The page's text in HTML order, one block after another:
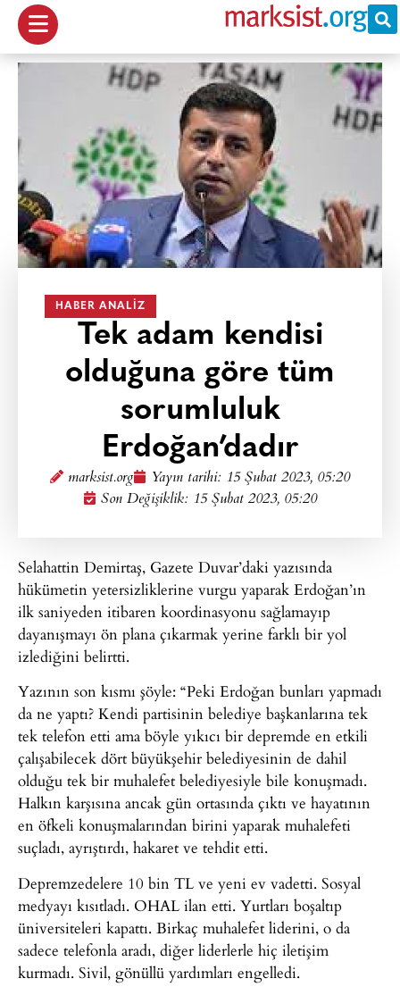
HABER ANALIZ
Tek adam kendisi
olduğuna göre tüm
sorumluluk
Erdoğan’dadır
marksist.org Yayın tarihi: 15 Şubat 2023, 05:20
Son Değişiklik: 15 Şubat 2023, 05:20
Selahattin Demirtaş, Gazete Duvar’daki yazısında
hükümetin yetersizliklerine vurgu yaparak Erdoğan’ın
ilk saniyeden itibaren koordinasyonu sağlamayıp
dayanışmayı ön plana çıkarmak yerine farklı bir yol
izlediğini belirtti.
Yazının son kısmı şöyle: “Peki Erdoğan bunları yapmadı
da ne yaptı? Kendi partisinin belediye başkanlarına tek
tek telefon etti ama böyle yıkıcı bir depremde en etkili
çalışabilecek dört büyükşehir belediyesinin de dahil
olduğu tek bir muhalefet belediyesiyle bile konuşmadı.
Halkın karşısına ancak gün ortasında çıktı ve hayatının
en öfkeli konuşmalarından birini yaparak muhalefeti
suçladı, ayrıştırdı, hakaret ve tehdit etti.
Depremzedelere 10 bin TL ve yeni ev vadetti. Sosyal
medyayı kısıtladı. OHAL ilan etti. Yurtları boşaltıp
üniversiteleri kapattı. Birkaç muhalefet liderini, o da
sadece telefonla aradı, diğer liderlerle hiç iletişim
kurmadı. Sivil, gönüllü yardımları engelledi.